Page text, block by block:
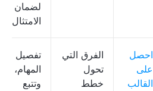
لضمان
الامتثال
احصل
على
القالب
الفرق التي
تحول
خطط
تفصيل
المهام،
وتتبع